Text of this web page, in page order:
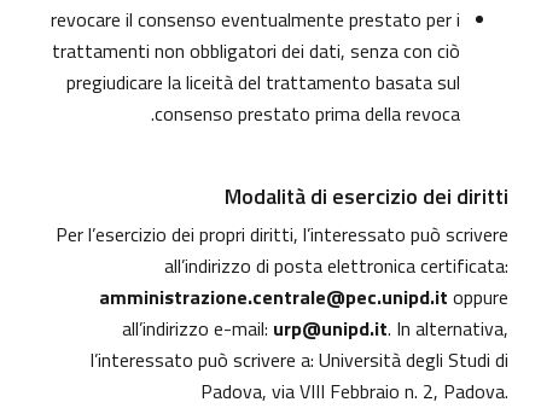
revocare il consenso eventualmente prestato per i
trattamenti non obbligatori dei dati, senza con ciò
pregiudicare la liceità del trattamento basata sul
consenso prestato prima della revoca.
Modalità di esercizio dei diritti
Per l’esercizio dei propri diritti, l’interessato può scrivere
all’indirizzo di posta elettronica certificata:
amministrazione.centrale@pec.unipd.it oppure
all’indirizzo e-mail: urp@unipd.it. In alternativa,
l’interessato può scrivere a: Università degli Studi di
Padova, via VIII Febbraio n. 2, Padova.